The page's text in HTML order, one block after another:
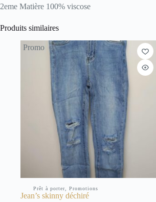
2eme Matière 100% viscose
Produits similaires
Promo
Prêt à porter, Promotions
Jean’s skinny déchiré